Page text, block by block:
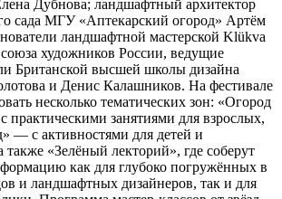
Дубнова; ландшафтный архитектор
сада МГУ «Аптекарский огород» Артём
ландшафтной мастерской Klükva
художников России, ведущие
Британской высшей школы дизайна
и Денис Калашников. На фестивале
несколько тематических зон: «Огород
практическими занятиями для взрослых,
— с активностями для детей и
также «Зелёный лекторий», где соберут
как для глубоко погружённых в
и ландшафтных дизайнеров, так и для